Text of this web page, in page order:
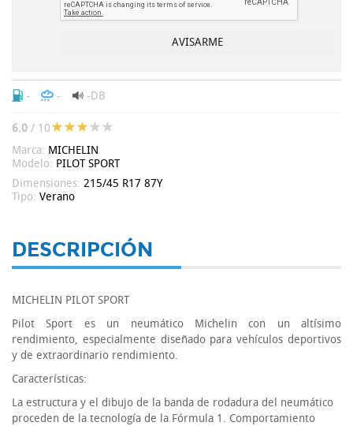
- - -DB
6.0 / 10
Marca: MICHELIN
Modelo: PILOT SPORT
Dimensiones: 215/45 R17 87Y
Tipo: Verano
DESCRIPCIÓN
MICHELIN PILOT SPORT
Pilot Sport es un neumático Michelin con un altísimo
rendimiento, especialmente diseñado para vehículos deportivos
y de extraordinario rendimiento.
Características:
La estructura y el dibujo de la banda de rodadura del neumático
proceden de la tecnología de la Fórmula 1. Comportamiento